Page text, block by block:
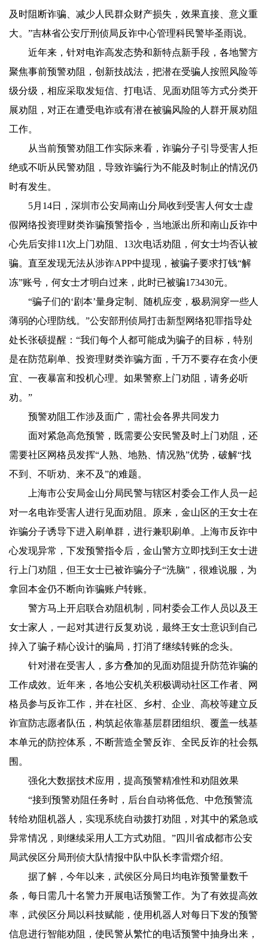
及时阻断诈骗、减少人民群众财产损失，效果直接、意义重
大。”吉林省公安厅刑侦局反诈中心管理科民警毕圣雨说。
近年来，针对电诈高发态势和新特点新手段，各地警方
聚焦事前预警劝阻，创新技战法，把潜在受骗人按照风险等
级分级，相应采取发短信、打电话、见面劝阻等方式分类开
展劝阻，对正在遭受电诈或有潜在被骗风险的人群开展劝阻
工作。
从当前预警劝阻工作实际来看，诈骗分子引导受害人拒
绝或不听从民警劝阻，导致诈骗行为不能及时制止的情况仍
时有发生。
5月14日，深圳市公安局南山分局收到受害人何女士虚
假网络投资理财类诈骗预警指令，当地派出所和南山反诈中
心先后安排11次上门劝阻、13次电话劝阻，何女士均否认被
骗。直至发现无法从涉诈APP中提现，被骗子要求打钱“解
冻”账号，何女士才明白过来，此时已被骗173430元。
“骗子们的‘剧本’量身定制、随机应变，极易洞穿一些人
薄弱的心理防线。”公安部刑侦局打击新型网络犯罪指导处
处长张硕提醒：“我们每个人都可能成为骗子的目标，特别
是在防范刷单、投资理财类诈骗方面，千万不要存在贪小便
宜、一夜暴富和投机心理。如果警察上门劝阻，请务必听
劝。”
预警劝阻工作涉及面广，需社会各界共同发力
面对紧急高危预警，既需要公安民警及时上门劝阻，还
需要社区网格员发挥“人熟、地熟、情况熟”优势，破解“找
不到、不听劝、来不及”的难题。
上海市公安局金山分局民警与辖区村委会工作人员一起
对一名电诈受害人进行见面劝阻。原来，金山区的王女士在
诈骗分子诱导下进入刷单群，进行兼职刷单。上海市反诈中
心发现异常，下发预警指令后，金山警方立即找到王女士进
行上门劝阻，但王女士已被诈骗分子“洗脑”，很难说服，为
拿回本金仍不断向诈骗账户转账。
警方马上开启联合劝阻机制，同村委会工作人员以及王
女士家人，一起对其进行反复劝说，最终王女士意识到自己
掉入了骗子精心设计的骗局，打消了继续转账的念头。
针对潜在受害人，多方叠加的见面劝阻提升防范诈骗的
工作成效。近年来，各地公安机关积极调动社区工作者、网
格员参与反诈工作，并在社区、乡村、企业、高校等建立反
诈宣防志愿者队伍，构筑起依靠基层群团组织、覆盖一线基
本单元的防控体系，不断营造全警反诈、全民反诈的社会氛
围。
强化大数据技术应用，提高预警精准性和劝阻效果
“接到预警劝阻任务时，后台自动将低危、中危预警流
转给劝阻机器人，实现系统自动拨打劝阻，对其中的紧急或
异常情况，则继续采用人工方式劝阻。”四川省成都市公安
局武侯区分局刑侦大队情报中队中队长李雷熠介绍。
据了解，今年以来，武侯区分局日均电诈预警量数千
条，每日需几十名警力开展电话预警工作。为了有效提高效
率，武侯区分局以科技赋能，使用机器人对每日下发的预警
信息进行智能劝阻，使民警从繁忙的电话预警中抽身出来，